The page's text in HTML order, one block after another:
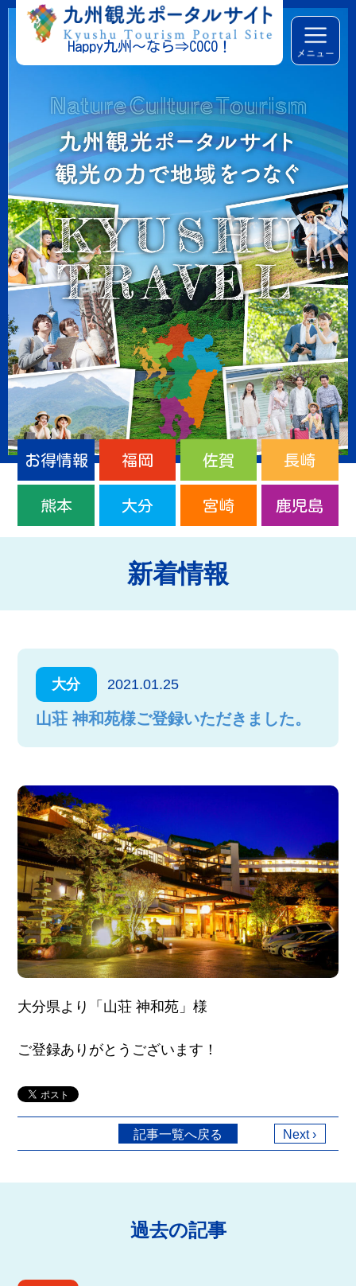
Happy九州～なら⇒COCO！
お得情報 福岡 佐賀 長崎
熊本 大分 宮崎 鹿児島
新着情報
大分 2021.01.25
山荘 神和苑様ご登録いただきました。
大分県より「山荘 神和苑」様
ご登録ありがとうございます！
Next ›
記事一覧へ戻る
過去の記事